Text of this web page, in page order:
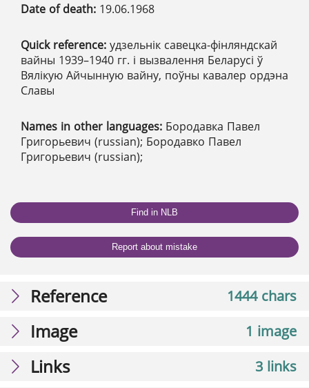
Date of death: 19.06.1968
Quick reference: удзельнік савецка-фінляндскай
вайны 1939–1940 гг. і вызвалення Беларусі ў
Вялікую Айчынную вайну, поўны кавалер ордэна
Славы
Names in other languages: Бородавка Павел
Григорьевич (russian); Бородавко Павел
Григорьевич (russian);
Find in NLB
Report about mistake
1444 chars
Reference
1 image
Image
3 links
Links